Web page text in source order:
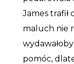
James trafił
maluch nie
pomóc,